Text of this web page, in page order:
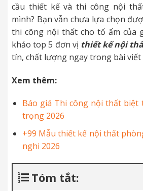
cầu thiết kế và thi công nội
mình? Bạn vẫn chưa lựa chọn
thi công nội thất cho tổ ấm của
khảo top 5 đơn vị thiết kế nội
tín, chất lượng ngay trong bài viết
Xem thêm:
Báo giá Thi công nội thất biệt
trọng 2026
+99 Mẫu thiết kế nội thất
nghi 2026
Tóm tắt: